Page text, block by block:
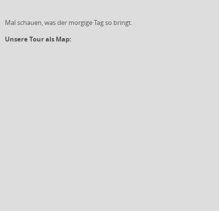
Mal schauen, was der morgige Tag so bringt.
Unsere Tour als Map: